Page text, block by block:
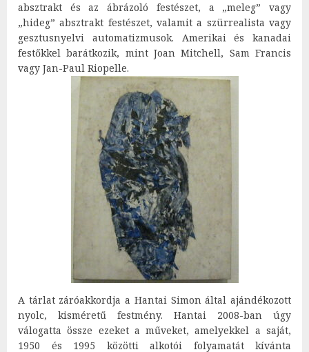
absztrakt és az ábrázoló festészet, a „meleg” vagy
„hideg” absztrakt festészet, valamit a szürrealista vagy
gesztusnyelvi automatizmusok. Amerikai és kanadai
festőkkel barátkozik, mint Joan Mitchell, Sam Francis
vagy Jan-Paul Riopelle.
A tárlat záróakkordja a Hantai Simon által ajándékozott
nyolc, kisméretű festmény. Hantai 2008-ban úgy
válogatta össze ezeket a műveket, amelyekkel a saját,
1950 és 1995 közötti alkotói folyamatát kívánta